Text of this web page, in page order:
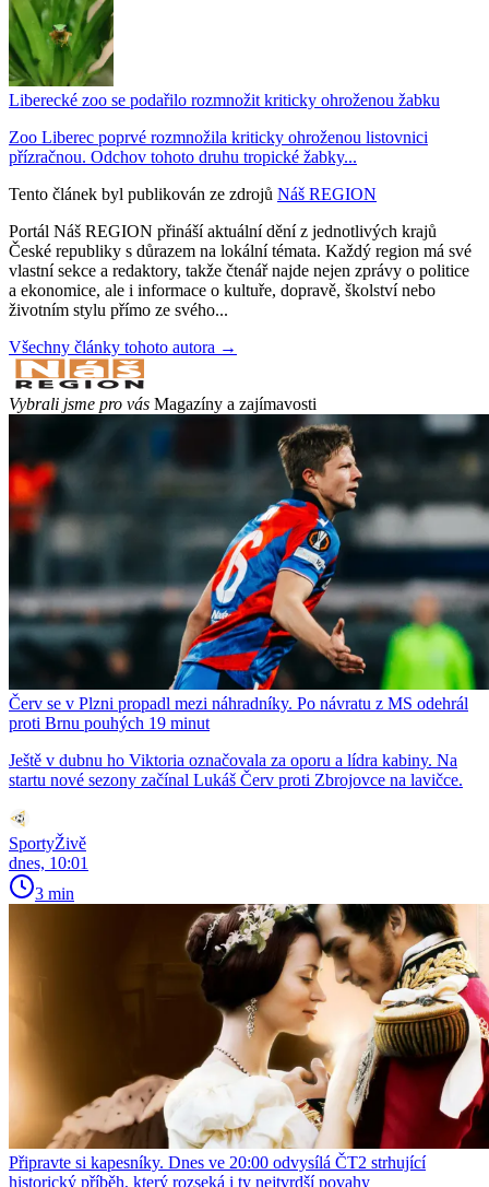
Liberecké zoo se podařilo rozmnožit kriticky ohroženou žabku
Zoo Liberec poprvé rozmnožila kriticky ohroženou listovnici
přízračnou. Odchov tohoto druhu tropické žabky...
Tento článek byl publikován ze zdrojů Náš REGION
Portál Náš REGION přináší aktuální dění z jednotlivých krajů
České republiky s důrazem na lokální témata. Každý region má své
vlastní sekce a redaktory, takže čtenář najde nejen zprávy o politice
a ekonomice, ale i informace o kultuře, dopravě, školství nebo
životním stylu přímo ze svého...
Všechny články tohoto autora →
Vybrali jsme pro vás Magazíny a zajímavosti
Červ se v Plzni propadl mezi náhradníky. Po návratu z MS odehrál
proti Brnu pouhých 19 minut
Ještě v dubnu ho Viktoria označovala za oporu a lídra kabiny. Na
startu nové sezony začínal Lukáš Červ proti Zbrojovce na lavičce.
SportyŽivě
dnes, 10:01
3 min
Připravte si kapesníky. Dnes ve 20:00 odvysílá ČT2 strhující
historický příběh, který rozseká i ty nejtvrdší povahy